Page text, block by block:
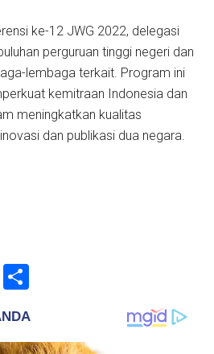
ke-12 JWG 2022, delegasi
perguruan tinggi negeri dan
lembaga terkait. Program ini
kemitraan Indonesia dan
meningkatkan kualitas
dan publikasi dua negara.
Copy